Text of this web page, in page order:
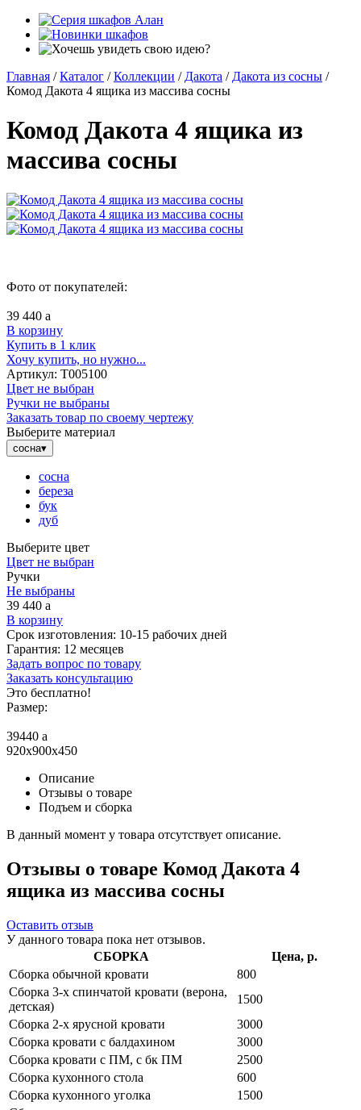
Главная / Каталог / Коллекции / Дакота / Дакота из сосны /
Комод Дакота 4 ящика из массива сосны
Комод Дакота 4 ящика из
массива сосны
Фото от покупателей:
39 440 a
В корзину
Купить в 1 клик
Хочу купить, но нужно...
Артикул: Т005100
Цвет не выбран
Ручки не выбраны
Заказать товар по своему чертежу
Выберите материал
сосна▾
сосна
береза
бук
дуб
Выберите цвет
Цвет не выбран
Ручки
Не выбраны
39 440 a
В корзину
Срок изготовления: 10-15 рабочих дней
Гарантия: 12 месяцев
Задать вопрос по товару
Заказать консультацию
Это бесплатно!
Размер:
39440 a
920x900x450
Описание
Отзывы о товаре
Подъем и сборка
В данный момент у товара отсутствует описание.
Отзывы о товаре Комод Дакота 4
ящика из массива сосны
Оставить отзыв
У данного товара пока нет отзывов.
СБОРКА
Цена, р.
Сборка обычной кровати
800
Сборка 3-х спинчатой кровати (верона,
детская)
1500
Сборка 2-х ярусной кровати
3000
Сборка кровати с балдахином
3000
Сборка кровати с ПМ, с бк ПМ
2500
Сборка кухонного стола
600
Сборка кухонного уголка
1500